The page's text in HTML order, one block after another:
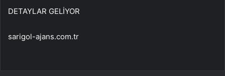
DETAYLAR GELİYOR
sarigol-ajans.com.tr